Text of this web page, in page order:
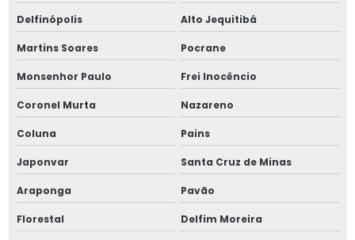
Delfinópolis Alto Jequitibá
Martins Soares Pocrane
Monsenhor Paulo Frei Inocêncio
Coronel Murta Nazareno
Coluna Pains
Japonvar Santa Cruz de Minas
Araponga Pavão
Florestal Delfim Moreira